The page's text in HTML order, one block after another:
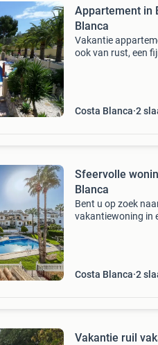
Appartement in
Blanca
Vakantie
ook van rust, een
Costa Blanca 2
Sfeervolle
Blanca
Bent u op zoek
vakantiewoning in
Costa Blanca 2
Vakantie ruil